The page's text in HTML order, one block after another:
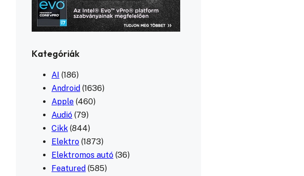
Kategóriák
AI (186)
Android (1636)
Apple (460)
Audió (79)
Cikk (844)
Elektro (1873)
Elektromos autó (36)
Featured (585)